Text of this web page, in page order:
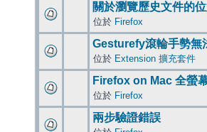
關於瀏覽歷史文件的
位於 Firefox
Gesturefy滾輪手勢無
位於 Extension 擴充套件
Firefox on Mac 全螢
位於 Firefox
兩步驗證錯誤